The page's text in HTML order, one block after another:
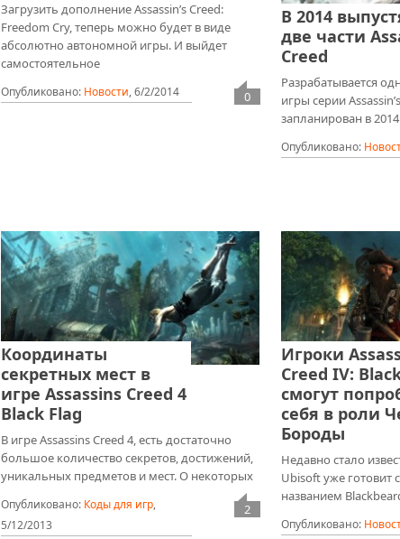
Загрузить дополнение Assassin’s Creed:
Freedom Cry, теперь можно будет в виде
абсолютно автономной игры. И выйдет
самостоятельное
Опубликовано: Новости,6/2/2014 0
В 2014
две части
Creed
Разрабатывается
игры серии
запланирован в
Опубликовано:
Координаты
секретных мест в
игре Assassins Creed 4
Black Flag
В игре Assassins Creed 4, есть достаточно
большое количество секретов, достижений,
уникальных предметов и мест. О некоторых
Опубликовано: Коды для игр,
5/12/2013
2
Игроки
Creed IV:
смогут
себя в роли
Бороды
Недавно стало
Ubisoft уже готовит
названием
Опубликовано: